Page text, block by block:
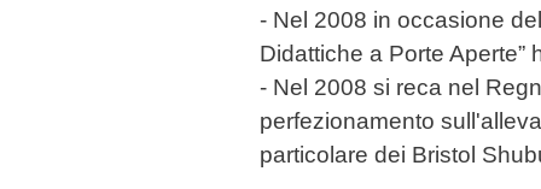
- Nel 2008 in occasione
Didattiche a Porte Aperte”
- Nel 2008 si reca nel
perfezionamento
particolare dei Bristol